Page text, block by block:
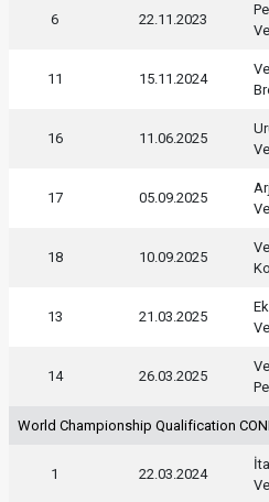
6 22.11.2023
11 15.11.2024
16 11.06.2025
17 05.09.2025
18 10.09.2025
13 21.03.2025
14 26.03.2025
World Championship Qualification
1 22.03.2024